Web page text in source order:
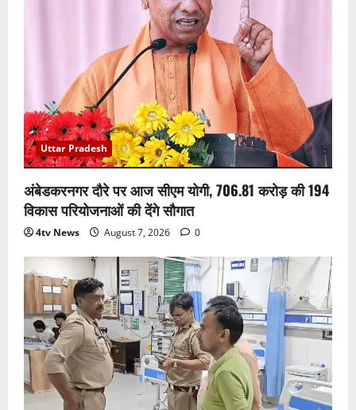
Uttar Pradesh
अंबेडकरनगर दौरे पर आज सीएम योगी, 706.81 करोड़ की 194
विकास परियोजनाओं की देंगे सौगात
4tv News August 7, 2026 0